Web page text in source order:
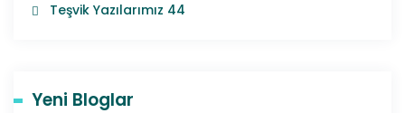
Teşvik Yazılarımız 44
Yeni Bloglar